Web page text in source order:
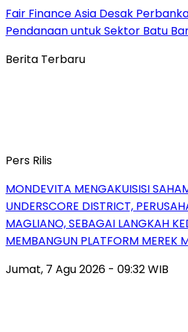
Fair Finance Asia Desak
Pendanaan untuk Sektor Batu
Berita Terbaru
Pers Rilis
MONDEVITA MENGAKUISISI
UNDERSCORE DISTRICT,
MAGLIANO, SEBAGAI LANGKAH
MEMBANGUN PLATFORM MEREK
Jumat, 7 Agu 2026 - 09:32 WIB